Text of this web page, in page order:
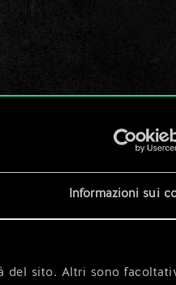
Informazioni sui
del sito. Altri sono